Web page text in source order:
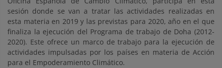
sesión donde se van a tratar las actividades realizadas en
esta materia en 2019 y las previstas para 2020, año en el que
finaliza la ejecución del Programa de trabajo de Doha (2012-
2020). Este ofrece un marco de trabajo para la ejecución de
actividades impulsadas por los países en materia de Acción
para el Empoderamiento Climático.